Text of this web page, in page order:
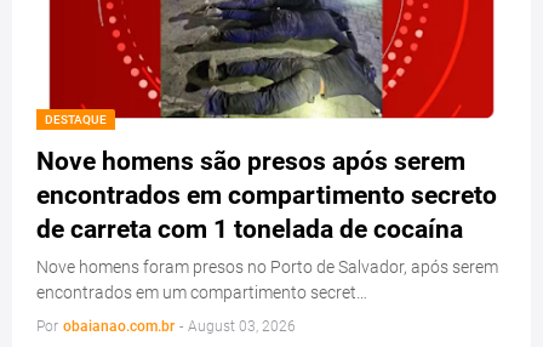
DESTAQUE
Nove homens são presos após serem
encontrados em compartimento secreto
de carreta com 1 tonelada de cocaína
Nove homens foram presos no Porto de Salvador, após serem
encontrados em um compartimento secret…
Por obaianao.com.br - August 03, 2026